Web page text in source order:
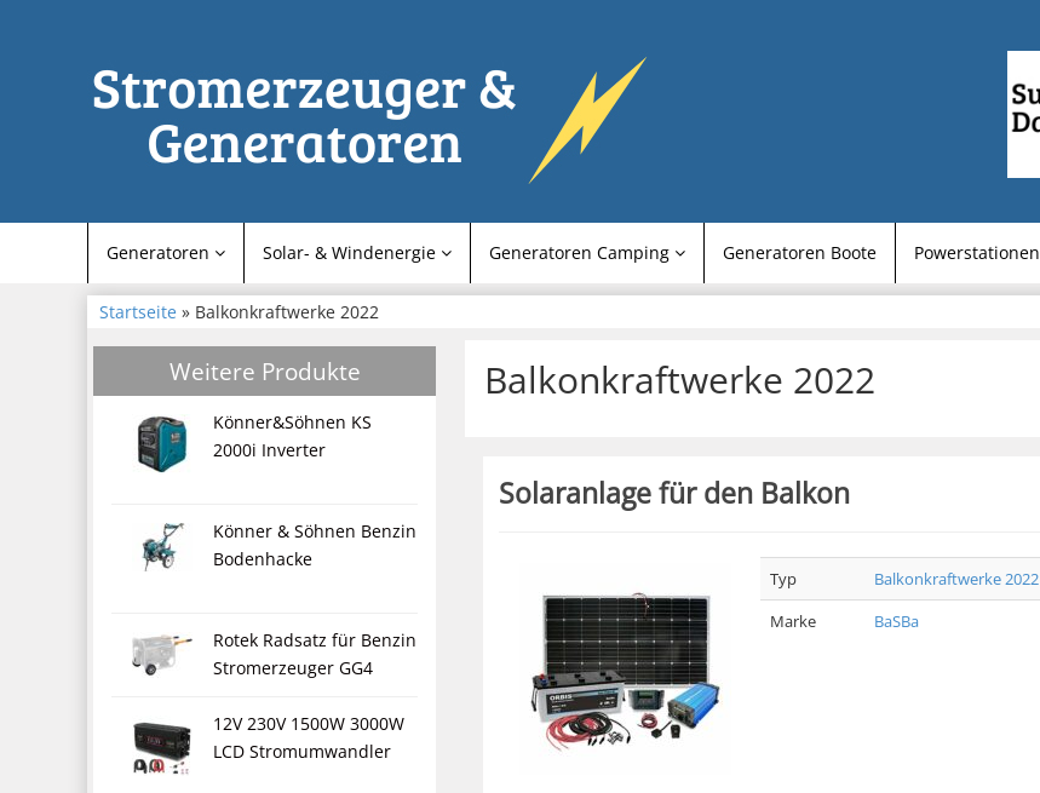
Generatoren Solar- & Windenergie Generatoren Camping Generatoren Boote Powerstationen
Startseite » Balkonkraftwerke 2022
Weitere Produkte
Könner&Söhnen KS
2000i Inverter
Könner & Söhnen Benzin
Bodenhacke
Rotek Radsatz für Benzin
Stromerzeuger GG4
12V 230V 1500W 3000W
LCD Stromumwandler
Balkonkraftwerke 2022
Solaranlage für den Balkon
Typ
Balkonkraftwerke 2022
Marke
BaSBa